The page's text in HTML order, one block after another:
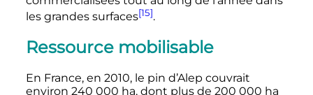
les grandes surfaces[15].
Ressource mobilisable
En France, en 2010, le pin d’Alep couvrait
environ 240 000 ha, dont plus de 200 000 ha